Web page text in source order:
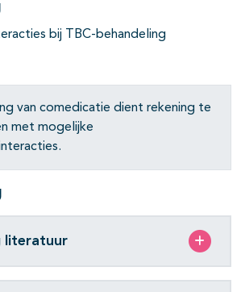
bij TBC-behandeling
van comedicatie dient rekening te
met mogelijke
literatuur